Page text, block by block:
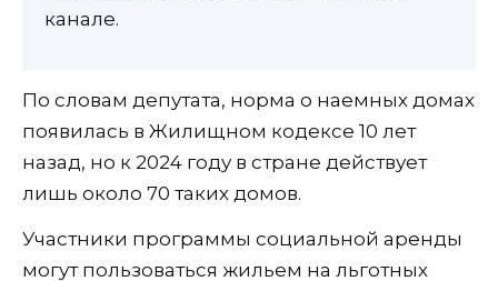
канале.
По словам депутата, норма о наемных домах
появилась в Жилищном кодексе 10 лет
назад, но к 2024 году в стране действует
лишь около 70 таких домов.
Участники программы социальной аренды
могут пользоваться жильем на льготных